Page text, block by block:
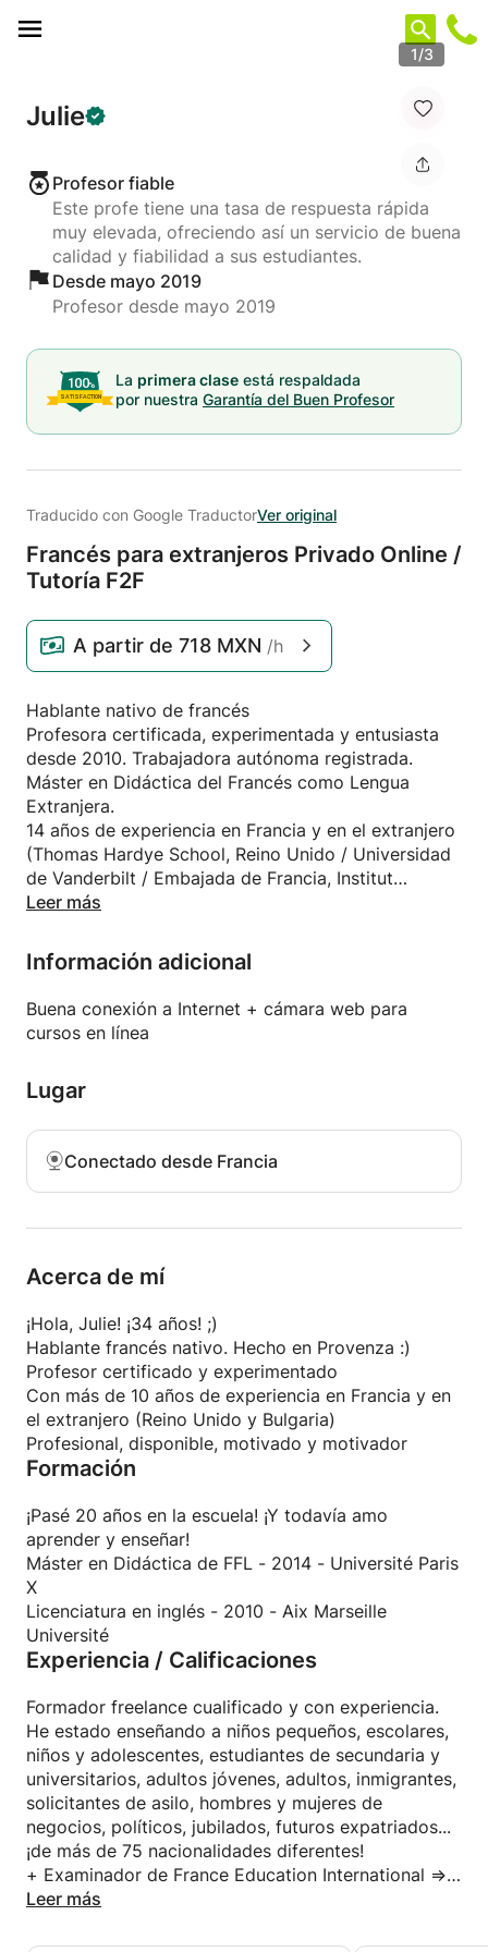
1/3
Julie
Profesor fiable
Este profe tiene una tasa de respuesta rápida
muy elevada, ofreciendo así un servicio de buena
calidad y fiabilidad a sus estudiantes.
Desde mayo 2019
Profesor desde mayo 2019
La primera clase está respaldada
por nuestra Garantía del Buen Profesor
Traducido con Google TraductorVer original
Francés para extranjeros Privado Online /
Tutoría F2F
A partir de 718 MXN /h
Hablante nativo de francés
Profesora certificada, experimentada y entusiasta
desde 2010. Trabajadora autónoma registrada.
Máster en Didáctica del Francés como Lengua
Extranjera.
14 años de experiencia en Francia y en el extranjero
(Thomas Hardye School, Reino Unido / Universidad
de Vanderbilt / Embajada de Francia, Institut
Français / Universidad de Sofía, Bulgaria / Alliance
Internacional de Provenza / Tutoría en línea con
Lingoda y Babbel)
Todos los niveles A1-C1, estudiantes de todas las
edades
Cursos online y clases presenciales grupales o
Preparación de exámenes (soy evaluador DELF /
Doy clases en francés con apoyo en inglés (y
español o búlgaro) si es necesario
# ACTUALIZACIÓN DE COVID # Prefiero la tutoría
Leer más
Información adicional
Buena conexión a Internet + cámara web para
cursos en línea
Lugar
Conectado desde Francia
Acerca de mí
¡Hola, Julie! ¡34 años! ;)
Hablante francés nativo. Hecho en Provenza :)
Profesor certificado y experimentado
Con más de 10 años de experiencia en Francia y en
el extranjero (Reino Unido y Bulgaria)
Profesional, disponible, motivado y motivador
Formación
¡Pasé 20 años en la escuela! ¡Y todavía amo
aprender y enseñar!
Máster en Didáctica de FFL - 2014 - Université Paris
X
Licenciatura en inglés - 2010 - Aix Marseille
Université
Experiencia / Calificaciones
Formador freelance cualificado y con experiencia.
He estado enseñando a niños pequeños, escolares,
niños y adolescentes, estudiantes de secundaria y
universitarios, adultos jóvenes, adultos, inmigrantes,
solicitantes de asilo, hombres y mujeres de
negocios, políticos, jubilados, futuros expatriados...
¡de más de 75 nacionalidades diferentes!
+ Examinador de France Education International =>
¡Pruebas y preparación de exámenes!
Leer más